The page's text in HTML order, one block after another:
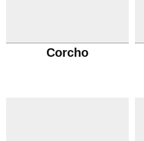
Corcho